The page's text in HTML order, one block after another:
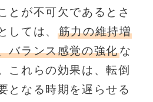
とが不可欠であるとさ
しては、 筋力の維持増
バランス感覚の強化な
これらの効果は、転倒
となる時期を遅らせる